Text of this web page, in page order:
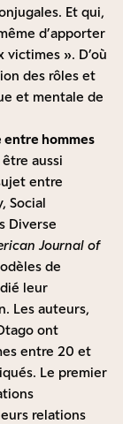
Et qui,
d’apporter
». D’où
des rôles et
et mentale de
entre hommes
aussi
entre
Social
Diverse
Journal of
de
leur
Les auteurs,
ont
entre 20 et
Le premier
relations